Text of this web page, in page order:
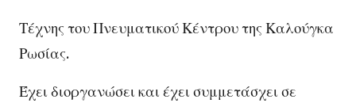
Τέχνης του Πνευματικού Κέντρου της Καλούγκα
Ρωσίας.
Έχει διοργανώσει και έχει συμμετάσχει σε